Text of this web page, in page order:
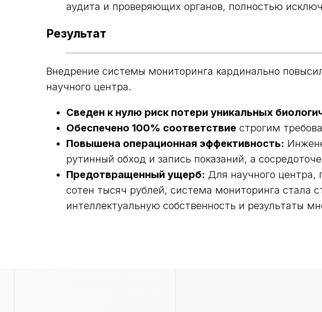
аудита и проверяющих органов, полностью
Результат
Внедрение системы мониторинга кардинально
научного центра.
Сведен к нулю риск потери уникальных
Обеспечено 100% соответствие строгим
Повышена операционная эффективность:
рутинный обход и запись показаний, а
Предотвращенный ущерб: Для научного центра,
сотен тысяч рублей, система мониторинга стала
интеллектуальную собственность и результаты
Базовый мониторинг
Безопасное вождение
Видеоаналитика О